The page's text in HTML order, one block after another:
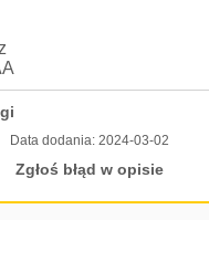
Data dodania: 2024-03-02
Zgłoś błąd w opisie